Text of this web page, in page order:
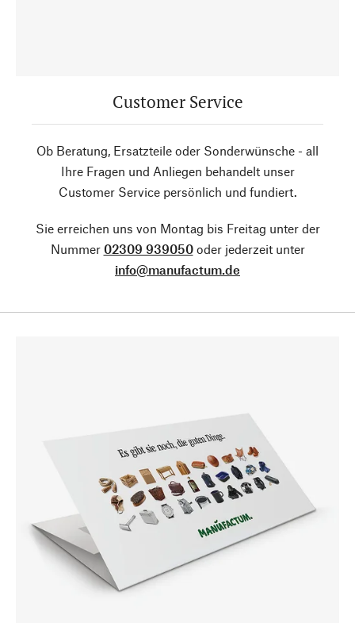
Customer Service
Ob Beratung, Ersatzteile oder Sonderwünsche - all
Ihre Fragen und Anliegen behandelt unser
Customer Service persönlich und fundiert.
Sie erreichen uns von Montag bis Freitag unter der
Nummer 02309 939050oder jederzeit unter
info@manufactum.de